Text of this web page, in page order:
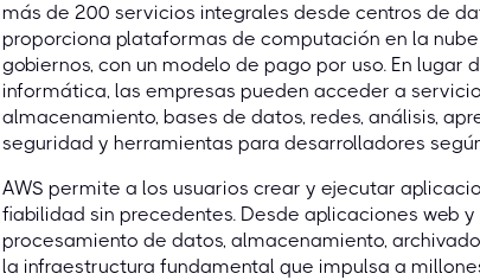
más de 200 servicios integrales desde centros de
proporciona plataformas de computación en la
gobiernos, con un modelo de pago por uso. En
informática, las empresas pueden acceder a
almacenamiento, bases de datos, redes, análisis,
seguridad y herramientas para desarrolladores
AWS permite a los usuarios crear y ejecutar
fiabilidad sin precedentes. Desde aplicaciones web
procesamiento de datos, almacenamiento,
la infraestructura fundamental que impulsa a